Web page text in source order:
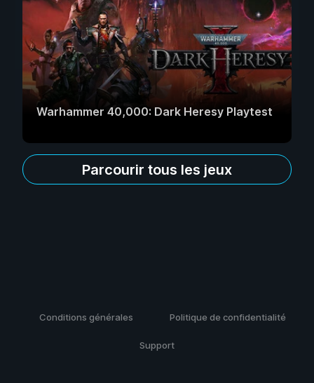
Warhammer 40,000: Dark Heresy Playtest
Parcourir tous les jeux
Conditions générales Politique de confidentialité
Support